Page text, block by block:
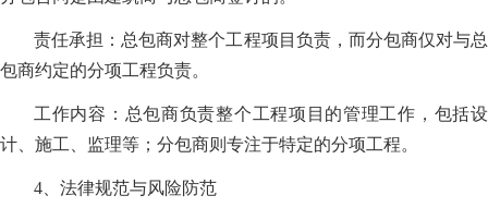
责任承担：总包商对整个工程项目负责，而分包商仅对与总
包商约定的分项工程负责。
工作内容：总包商负责整个工程项目的管理工作，包括设
计、施工、监理等；分包商则专注于特定的分项工程。
4、法律规范与风险防范